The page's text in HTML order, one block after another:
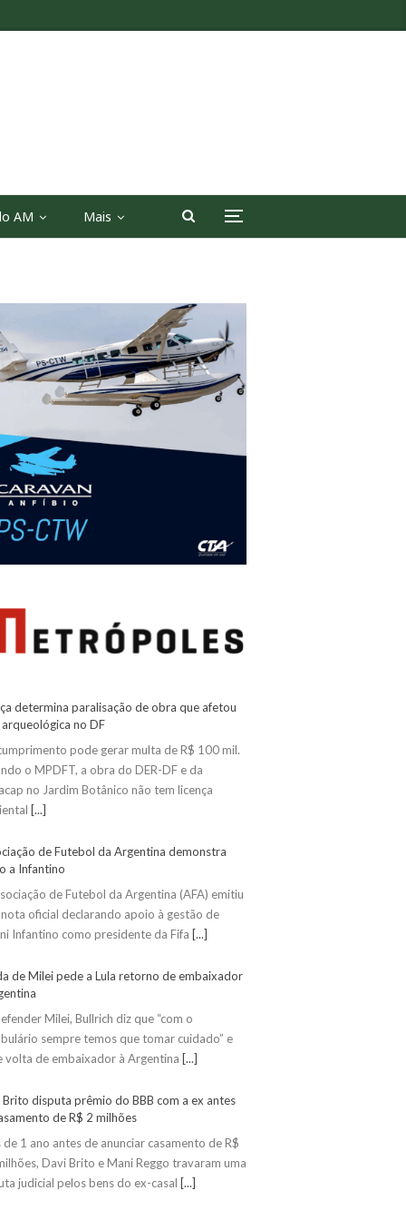
AM Mais
determina paralisação de obra que afetou
no DF
pode gerar multa de R$ 100 mil.
o MPDFT, a obra do DER-DF e da
no Jardim Botânico não tem licença
[...]
de Futebol da Argentina demonstra
a Infantino
de Futebol da Argentina (AFA) emitiu
oficial declarando apoio à gestão de
Infantino como presidente da Fifa [...]
de Milei pede a Lula retorno de embaixador
Milei, Bullrich diz que “com o
sempre temos que tomar cuidado” e
volta de embaixador à Argentina [...]
Brito disputa prêmio do BBB com a ex antes
de R$ 2 milhões
de 1 ano antes de anunciar casamento de R$
Davi Brito e Mani Reggo travaram uma
judicial pelos bens do ex-casal [...]